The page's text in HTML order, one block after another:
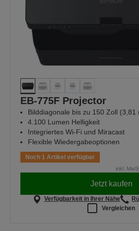
EB-775F Projector
Bilddiagonale bis zu 150 Zoll (3,81
4.100 Lumen Helligkeit
Integriertes Wi-Fi und Miracast
Flexible Wiedergabeoptionen
Noch 1 Artikel verfügbar
inkl.
Jetzt kaufen
Verfügbarkeit in Ihrer Nähe
Vergleichen